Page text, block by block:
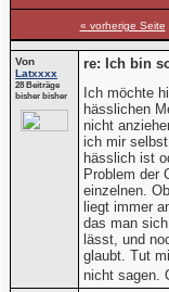
« vorherige Seite
Von
Latxxxx
28 Beiträge
bisher bisher
re: Ich bin
Ich möchte
hässlichen
nicht
ich mir
hässlich ist
Problem der
einzelnen.
liegt immer
das man
lässt, und
glaubt. Tut
nicht sagen.